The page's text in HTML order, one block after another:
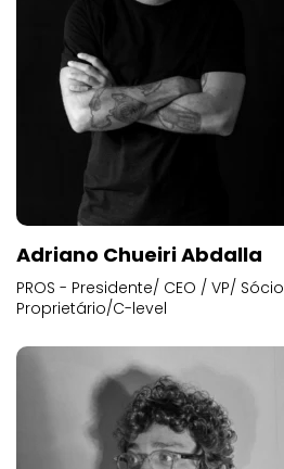
Adriano Chueiri Abdalla
PROS - Presidente/ CEO / VP/ Sócio
Proprietário/C-level